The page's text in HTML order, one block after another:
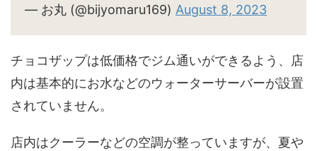
— お丸 (@bijyomaru169) August 8, 2023
チョコザップは低価格でジム通いができるよう、店
内は基本的にお水などのウォーターサーバーが設置
されていません。
店内はクーラーなどの空調が整っていますが、夏や